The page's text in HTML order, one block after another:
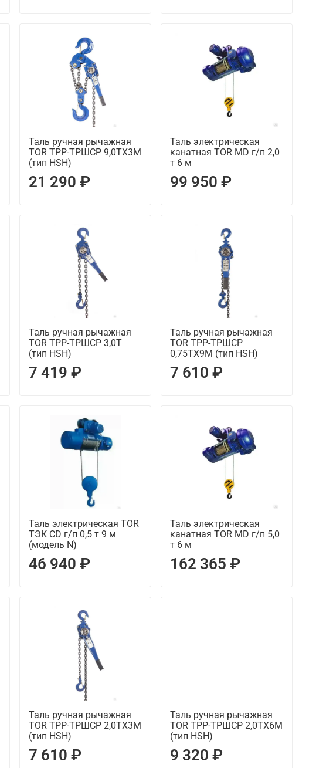
Таль ручная рычажная
TOR ТРР-ТРШСР 9,0ТХ3М
(тип HSH)
21 290 ₽
Таль электрическая
канатная TOR MD г/п 2,0
т 6 м
99 950 ₽
Таль ручная рычажная
TOR ТРР-ТРШСР 3,0Т
(тип HSH)
7 419 ₽
Таль ручная рычажная
TOR ТРР-ТРШСР
0,75ТХ9М (тип HSH)
7 610 ₽
Таль электрическая TOR
ТЭК CD г/п 0,5 т 9 м
(модель N)
46 940 ₽
Таль электрическая
канатная TOR MD г/п 5,0
т 6 м
162 365 ₽
Таль ручная рычажная
TOR ТРР-ТРШСР 2,0ТХ3М
(тип HSH)
7 610 ₽
Таль ручная рычажная
TOR ТРР-ТРШСР 2,0ТХ6М
(тип HSH)
9 320 ₽